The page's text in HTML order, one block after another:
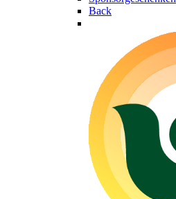
Back